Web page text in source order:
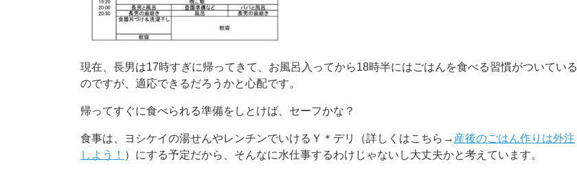
現在、長男は17時すぎに帰ってきて、お風呂入ってから18時半にはごはんを食べる習慣がついている
のですが、適応できるだろうかと心配です。
帰ってすぐに食べられる準備をしとけば、セーフかな？
食事は、ヨシケイの湯せんやレンチンでいけるＹ＊デリ（詳しくはこちら→ 産後のごはん作りは外注
しよう！ ）にする予定だから、そんなに水仕事するわけじゃないし大丈夫かと考えています。